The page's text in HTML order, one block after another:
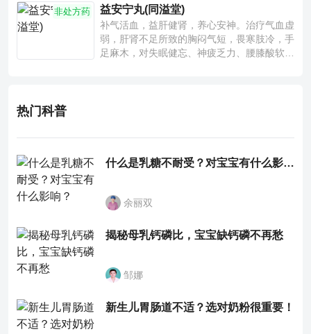
非处方药 益安宁丸(同溢堂)
补气活血，益肝健肾，养心安神。治疗气血虚
弱，肝肾不足所致的胸闷气短，畏寒肢冷，手
足麻木，对失眠健忘、神疲乏力、腰膝酸软也
热门科普
什么是乳糖不耐受？对宝宝有什么影响？
余丽双
揭秘母乳钙磷比，宝宝缺钙磷不再愁
邹娜
新生儿胃肠道不适？选对奶粉很重要！